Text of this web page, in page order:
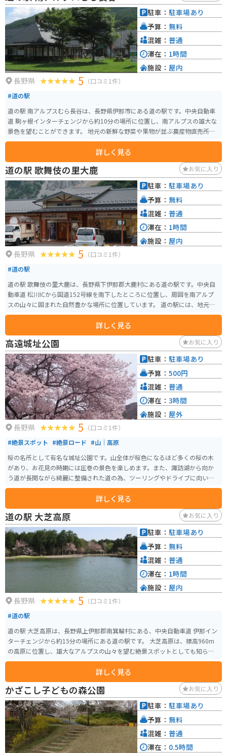
長野県 5 （口コミ1件）
#道の駅
道の駅 南アルプスむら長谷は、長野県伊那市にある道の駅です。中央自動車
道 駒ヶ根インターチェンジから約10分の場所に位置し、南アルプスの雄大な
景色を望むことができます。 地元の新鮮な野菜や果物が並ぶ農産物直売所
や、手打ちそばやソースカツ丼などのご当地グルメが味わえるレストランが
疲れを癒すことができます。アルカリ性単純温泉で、神経痛や筋肉痛などに
効果があると言われています。 バイクで訪れる場合、道の駅には広々とした
駐車場が完備されているので安心です。ツーリングの休憩場所としても最適
です。 周辺には、南アルプスの登山基地として知られるしらび平や、国の重
要文化財に指定されている高遠城址公園など、観光スポットも充実していま
す。道の駅 南アルプスむら長谷を拠点に、長野県の自然と歴史を満喫してみ
てはいかがでしょうか。
詳しく見る
駐車： 駐車場あり
予算： 無料
混雑： 普通
滞在： 1時間
施設： 屋内
道の駅 歌舞伎の里大鹿 お気に入り
長野県 5 （口コミ1件）
#道の駅
道の駅 歌舞伎の里大鹿は、長野県下伊那郡大鹿村にある道の駅です。中央自
動車道 松川ICから国道152号線を南下したところに位置し、周囲を南アルプ
スの山々に囲まれた自然豊かな場所に位置しています。 道の駅には、地元の
特産品を販売する直売所や、食事処、観光案内所などがあります。特産品と
しては、地元産のそばや野菜、山菜などが人気です。また、道の駅のすぐそ
ばには、大鹿歌舞伎の舞台となる大鹿村中央舞台があり、毎年4月と10月には
歌舞伎が上演されます。 バイクで訪れる場合、道の駅には広い駐車場が完備
されているので安心です。周辺には、南アルプスを望む絶景ポイントが点在
しており、ツーリングの休憩場所としても最適です。 【おすすめポイント】
* 大鹿歌舞伎の舞台を見学 * 南アルプスの絶景を楽しむ * 地元産のそばや山菜
を味わう 【周辺情報】 * 大鹿村中央舞台 * 鹿塩温泉 * 分杭峠（パワースポッ
ト）
詳しく見る
駐車： 駐車場あり
予算： 無料
混雑： 普通
滞在： 1時間
施設： 屋内
高遠城址公園 お気に入り
長野県 5 （口コミ1件）
#絶景スポット #絶景ロード #山｜高原
桜の名所として有名な城址公園です。山全体が桜色になるほど多くの桜の木
があり、お花見の時期には圧巻の景色を楽しめます。また、諏訪湖から向か
う道が長閑ながら綺麗に整備された道の為、ツーリングやドライブに向いて
います。
詳しく見る
駐車： 駐車場あり
予算： 500円
混雑： 普通
滞在： 3時間
施設： 屋外
道の駅 大芝高原 お気に入り
長野県 5 （口コミ1件）
#道の駅
道の駅 大芝高原は、長野県上伊那郡南箕輪村にある、中央自動車道 伊那イン
ターチェンジから約15分の場所にある道の駅です。 大芝高原は、標高960m
の高原に位置し、雄大なアルプスの山々を望む絶景スポットとしても知られ
ています。道の駅には、地元の農産物直売所やレストラン、温泉施設などが併
設されており、ドライブの休憩スポットとして最適です。 周辺には、ハイキ
ングコースやキャンプ場、美術館などもあり、自然と文化を満喫できます。
バイクで訪れる場合、伊那インターチェンジからビーナスラインへのアクセ
スも良く、ツーリングの拠点としてもおすすめです。 地元の名産品として
は、高原野菜や果物、そばなどが有名です。道の駅では、新鮮な農産物を購
入することができます。また、レストランでは、地元の食材を使った料理を
楽しむことができます。 特に、夏には高原野菜を使った料理がおすすめで
す。
詳しく見る
駐車： 駐車場あり
予算： 無料
混雑： 普通
滞在： 1時間
施設： 屋内
かざこし子どもの森公園 お気に入り
駐車： 駐車場あり
予算： 無料
混雑： 普通
滞在： 0.5時間